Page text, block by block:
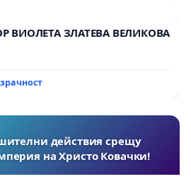
ВИОЛЕТА ЗЛАТЕВА ВЕЛИКОВА
действия срещу
на Христо Ковачки!